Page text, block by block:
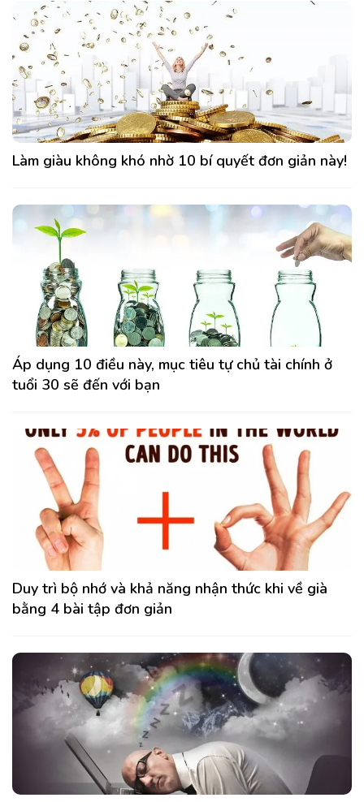
Làm giàu không khó nhờ 10 bí quyết đơn giản này!
Áp dụng 10 điều này, mục tiêu tự chủ tài chính ở
tuổi 30 sẽ đến với bạn
Duy trì bộ nhớ và khả năng nhận thức khi về già
bằng 4 bài tập đơn giản